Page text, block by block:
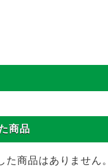
商品
た商品はありません。